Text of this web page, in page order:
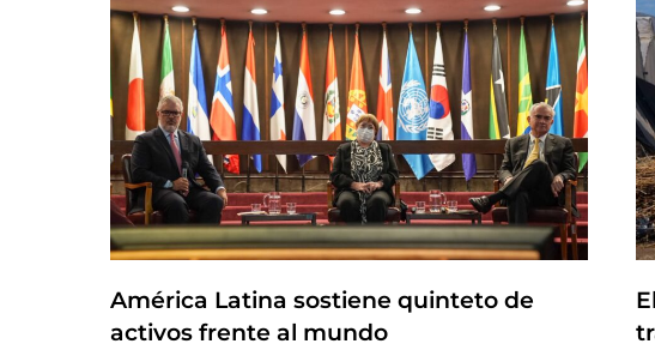
América Latina sostiene quinteto de
activos frente al mundo